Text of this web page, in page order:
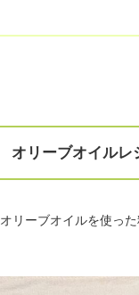
オリーブオイルレ
オリーブオイルを使っ